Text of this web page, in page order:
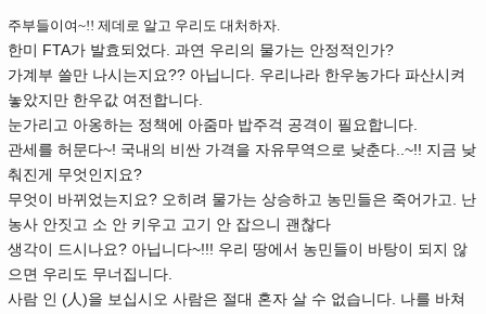
주부들이여~!! 제데로 알고 우리도 대처하자.
한미 FTA가 발효되었다. 과연 우리의 물가는 안정적인가?
가계부 쓸만 나시는지요?? 아닙니다. 우리나라 한우농가다 파산시켜
놓았지만 한우값 여전합니다.
눈가리고 아옹하는 정책에 아줌마 밥주걱 공격이 필요합니다.
관세를 허문다~! 국내의 비싼 가격을 자유무역으로 낮춘다..~!! 지금 낮
춰진게 무엇인지요?
무엇이 바뀌었는지요? 오히려 물가는 상승하고 농민들은 죽어가고. 난
농사 안짓고 소 안 키우고 고기 안 잡으니 괜찮다
생각이 드시나요? 아닙니다~!!! 우리 땅에서 농민들이 바탕이 되지 않
으면 우리도 무너집니다.
사람 인 (人)을 보십시오 사람은 절대 혼자 살 수 없습니다. 나를 바쳐